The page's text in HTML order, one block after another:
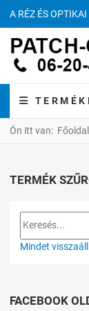
A RÉZ ÉS
Ön itt van: Főoldal
TERMÉK
Mindet
FACEBOOK